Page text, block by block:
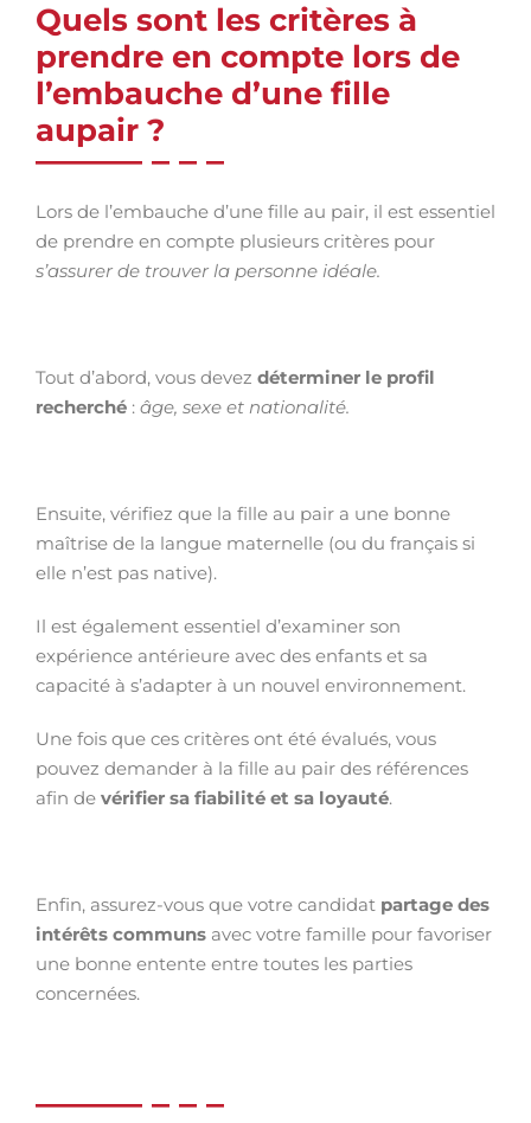
Quels sont les critères à
prendre en compte lors de
l’embauche d’une fille
aupair ?
Lors de l’embauche d’une fille au pair, il est essentiel
de prendre en compte plusieurs critères pour
s’assurer de trouver la personne idéale.
Tout d’abord, vous devez déterminer le profil
recherché : âge, sexe et nationalité.
Ensuite, vérifiez que la fille au pair a une bonne
maîtrise de la langue maternelle (ou du français si
elle n’est pas native).
Il est également essentiel d’examiner son
expérience antérieure avec des enfants et sa
capacité à s’adapter à un nouvel environnement.
Une fois que ces critères ont été évalués, vous
pouvez demander à la fille au pair des références
afin de vérifier sa fiabilité et sa loyauté.
Enfin, assurez-vous que votre candidat partage des
intérêts communs avec votre famille pour favoriser
une bonne entente entre toutes les parties
concernées.